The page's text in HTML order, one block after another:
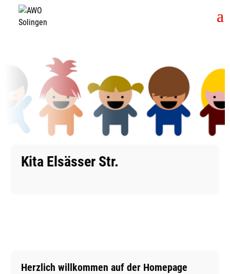
Kita Elsässer Str.
Herzlich willkommen auf der Homepage